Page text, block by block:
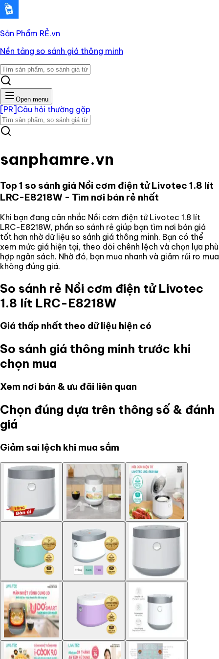
Sản Phẩm RẺ.vn
Nền tảng so sánh giá thông minh
Open menu
[PR] Câu hỏi thường gặp
sanphamre.vn
Top 1 so sánh giá Nồi cơm điện tử Livotec 1.8 lít
LRC-E8218W - Tìm nơi bán rẻ nhất
Khi bạn đang cân nhắc Nồi cơm điện tử Livotec 1.8 lít
LRC-E8218W, phần so sánh rẻ giúp bạn tìm nơi bán giá
tốt hơn nhờ dữ liệu so sánh giá thông minh. Bạn có thể
xem mức giá hiện tại, theo dõi chênh lệch và chọn lựa phù
hợp ngân sách. Nhờ đó, bạn mua nhanh và giảm rủi ro mua
không đúng giá.
So sánh rẻ Nồi cơm điện tử Livotec
1.8 lít LRC-E8218W
Giá thấp nhất theo dữ liệu hiện có
So sánh giá thông minh trước khi
chọn mua
Xem nơi bán & ưu đãi liên quan
Chọn đúng dựa trên thông số & đánh
giá
Giảm sai lệch khi mua sắm